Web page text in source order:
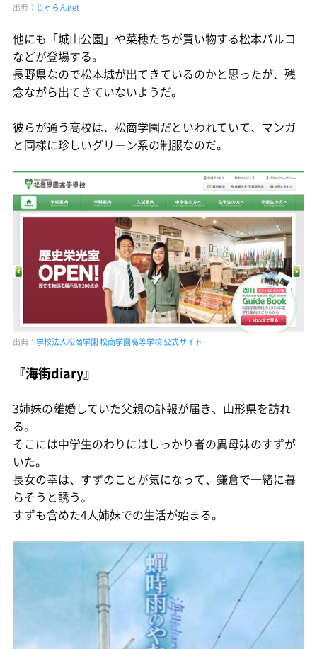
出典： じゃらんnet
他にも「城山公園」や菜穂たちが買い物する松本パルコ
などが登場する。
長野県なので松本城が出てきているのかと思ったが、残
念ながら出てきていないようだ。
彼らが通う高校は、松商学園だといわれていて、マンガ
と同様に珍しいグリーン系の制服なのだ。
出典： 学校法人松商学園 松商学園高等学校 公式サイト
『海街diary』
3姉妹の離婚していた父親の訃報が届き、山形県を訪れ
る。
そこには中学生のわりにはしっかり者の異母妹のすずが
いた。
長女の幸は、すずのことが気になって、鎌倉で一緒に暮
らそうと誘う。
すずも含めた4人姉妹での生活が始まる。